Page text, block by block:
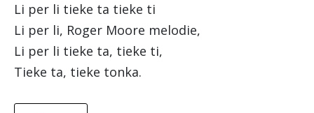
Li per li tieke ta tieke ti
Li per li, Roger Moore melodie,
Li per li tieke ta, tieke ti,
Tieke ta, tieke tonka.